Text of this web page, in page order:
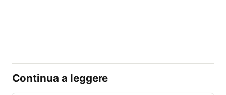
Continua a leggere